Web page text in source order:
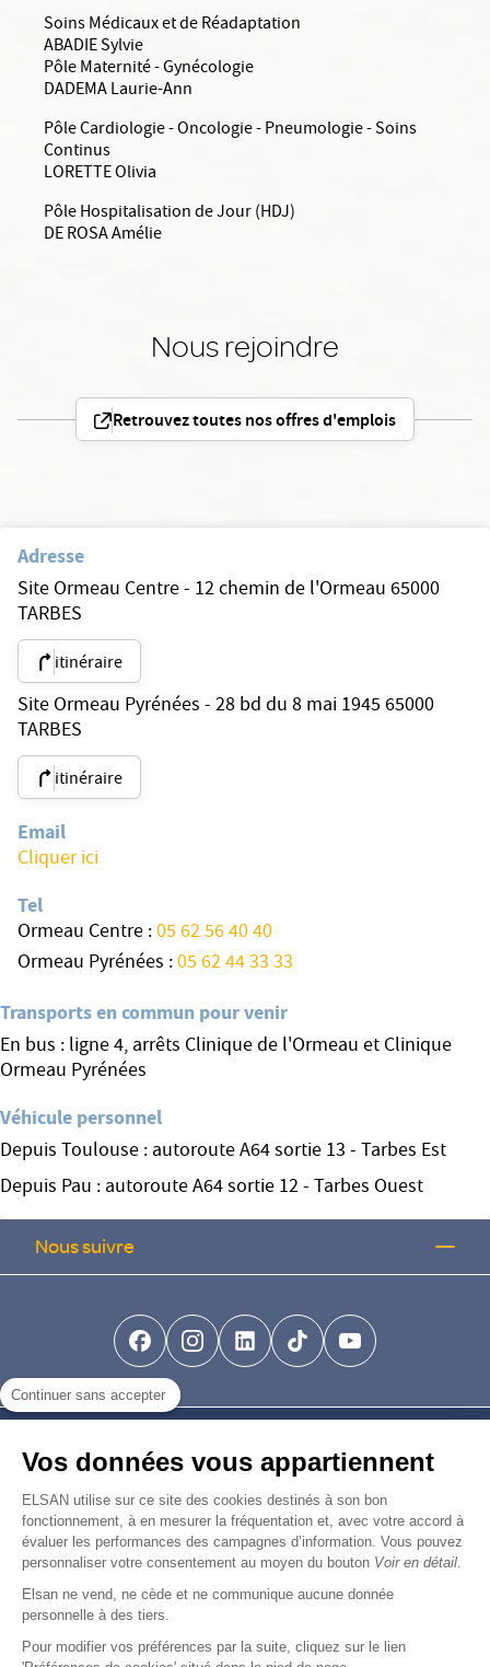
Continuer sans accepter
Vos données vous appartiennent
ELSAN utilise sur ce site des cookies destinés à son bon
fonctionnement, à en mesurer la fréquentation et, avec votre accord à
évaluer les performances des campagnes d’information. Vous pouvez
personnaliser votre consentement au moyen du bouton Voir en détail
Elsan ne vend, ne cède et ne communique aucune donnée
personnelle à des tiers.
Pour modifier vos préférences par la suite, cliquez sur le lien
Soins Médicaux et de Réadaptation
ABADIE Sylvie
Pôle Maternité - Gynécologie
DADEMA Laurie-Ann
Pôle Cardiologie - Oncologie - Pneumologie - Soins
Continus
LORETTE Olivia
Pôle Hospitalisation de Jour (HDJ)
DE ROSA Amélie
Nous rejoindre
Retrouvez toutes nos offres d'emplois
Adresse
Site Ormeau Centre - 12 chemin de l'Ormeau 65000
TARBES
itinéraire
Site Ormeau Pyrénées - 28 bd du 8 mai 1945 65000
TARBES
itinéraire
Email
Cliquer ici
Tel
Ormeau Centre :05 62 56 40 40
Ormeau Pyrénées :05 62 44 33 33
Transports en commun pour venir
En bus : ligne 4, arrêts Clinique de l'Ormeau et Clinique
Ormeau Pyrénées
Véhicule personnel
Depuis Toulouse : autoroute A64 sortie 13 - Tarbes Est
Depuis Pau : autoroute A64 sortie 12 - Tarbes Ouest
Nous suivre
facebook-brands
instagramlinkedin-brands
tiktok-brands
youtube
Nous rejoindre
Devenir fournisseur
© Copyright 2026 Elsan
Mentions Légales-Données personnelles
Agence digitale : VOID